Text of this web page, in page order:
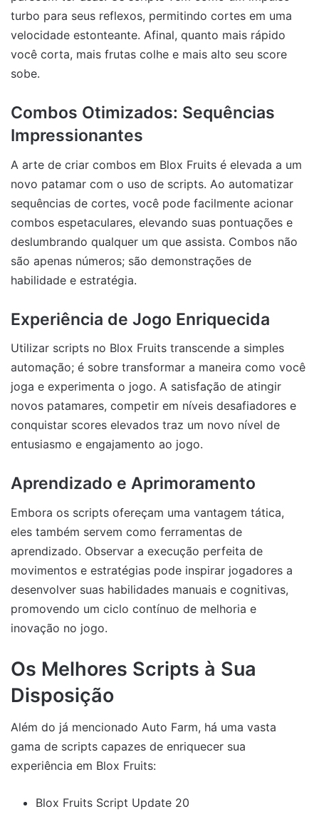
turbo para seus reflexos, permitindo cortes em uma
velocidade estonteante. Afinal, quanto mais rápido
você corta, mais frutas colhe e mais alto seu score
sobe.
Combos Otimizados: Sequências
Impressionantes
A arte de criar combos em Blox Fruits é elevada a um
novo patamar com o uso de scripts. Ao automatizar
sequências de cortes, você pode facilmente acionar
combos espetaculares, elevando suas pontuações e
deslumbrando qualquer um que assista. Combos não
são apenas números; são demonstrações de
habilidade e estratégia.
Experiência de Jogo Enriquecida
Utilizar scripts no Blox Fruits transcende a simples
automação; é sobre transformar a maneira como você
joga e experimenta o jogo. A satisfação de atingir
novos patamares, competir em níveis desafiadores e
conquistar scores elevados traz um novo nível de
entusiasmo e engajamento ao jogo.
Aprendizado e Aprimoramento
Embora os scripts ofereçam uma vantagem tática,
eles também servem como ferramentas de
aprendizado. Observar a execução perfeita de
movimentos e estratégias pode inspirar jogadores a
desenvolver suas habilidades manuais e cognitivas,
promovendo um ciclo contínuo de melhoria e
inovação no jogo.
Os Melhores Scripts à Sua
Disposição
Além do já mencionado Auto Farm, há uma vasta
gama de scripts capazes de enriquecer sua
experiência em Blox Fruits:
Blox Fruits Script Update 20